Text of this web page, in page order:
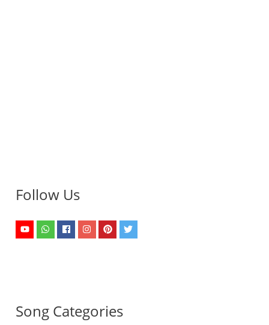
Follow Us
Song Categories